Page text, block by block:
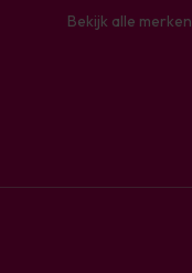
Bekijk alle merken